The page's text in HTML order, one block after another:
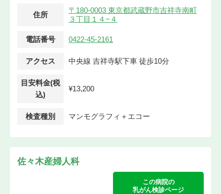
住所
〒180-0003 東京都武蔵野市吉祥寺南町
３丁目１４−４
電話番号 0422-45-2161
アクセス 中央線 吉祥寺駅下車 徒歩10分
目安料金(税
込)
¥13,200
検査種別 マンモグラフィ＋エコー
佐々木産婦人科
この病院の
乳がん検診ページ